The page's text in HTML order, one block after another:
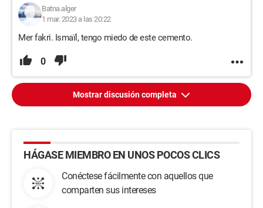
Batna.alger
1 mar. 2023 a las 20:22
Mer fakri. Ismaïl, tengo miedo de este cemento.
0
Mostrar discusión completa
HÁGASE MIEMBRO EN UNOS POCOS CLICS
Conéctese fácilmente con aquellos que
comparten sus intereses